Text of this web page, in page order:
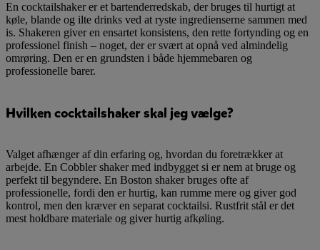
En cocktailshaker er et bartenderredskab, der bruges til hurtigt at
køle, blande og ilte drinks ved at ryste ingredienserne sammen med
is. Shakeren giver en ensartet konsistens, den rette fortynding og en
professionel finish – noget, der er svært at opnå ved almindelig
omrøring. Den er en grundsten i både hjemmebaren og
professionelle barer.
Hvilken cocktailshaker skal jeg vælge?
Valget afhænger af din erfaring og, hvordan du foretrækker at
arbejde. En Cobbler shaker med indbygget si er nem at bruge og
perfekt til begyndere. En Boston shaker bruges ofte af
professionelle, fordi den er hurtig, kan rumme mere og giver god
kontrol, men den kræver en separat cocktailsi. Rustfrit stål er det
mest holdbare materiale og giver hurtig afkøling.